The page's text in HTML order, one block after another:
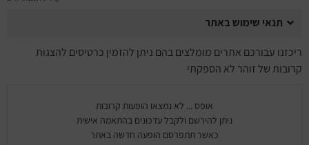
תנאי שימוש באתר
ריכזנו עבורכם אתרים מומלצים בהם ניתן להזמין כרטיסים להצגות
קרובות של זוהר לא הספקתי
אופס ... לא נמצאו הופעות קרובות
ניתן להירשם ולקבל עדכונים בהתאמה אישית
כאשר תתפרסם הופעה חדשה באתר